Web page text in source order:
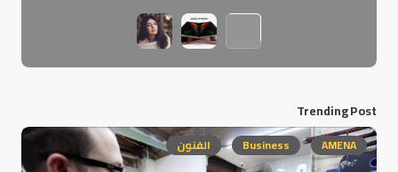
Trending Post
AMENA
Business الفنون